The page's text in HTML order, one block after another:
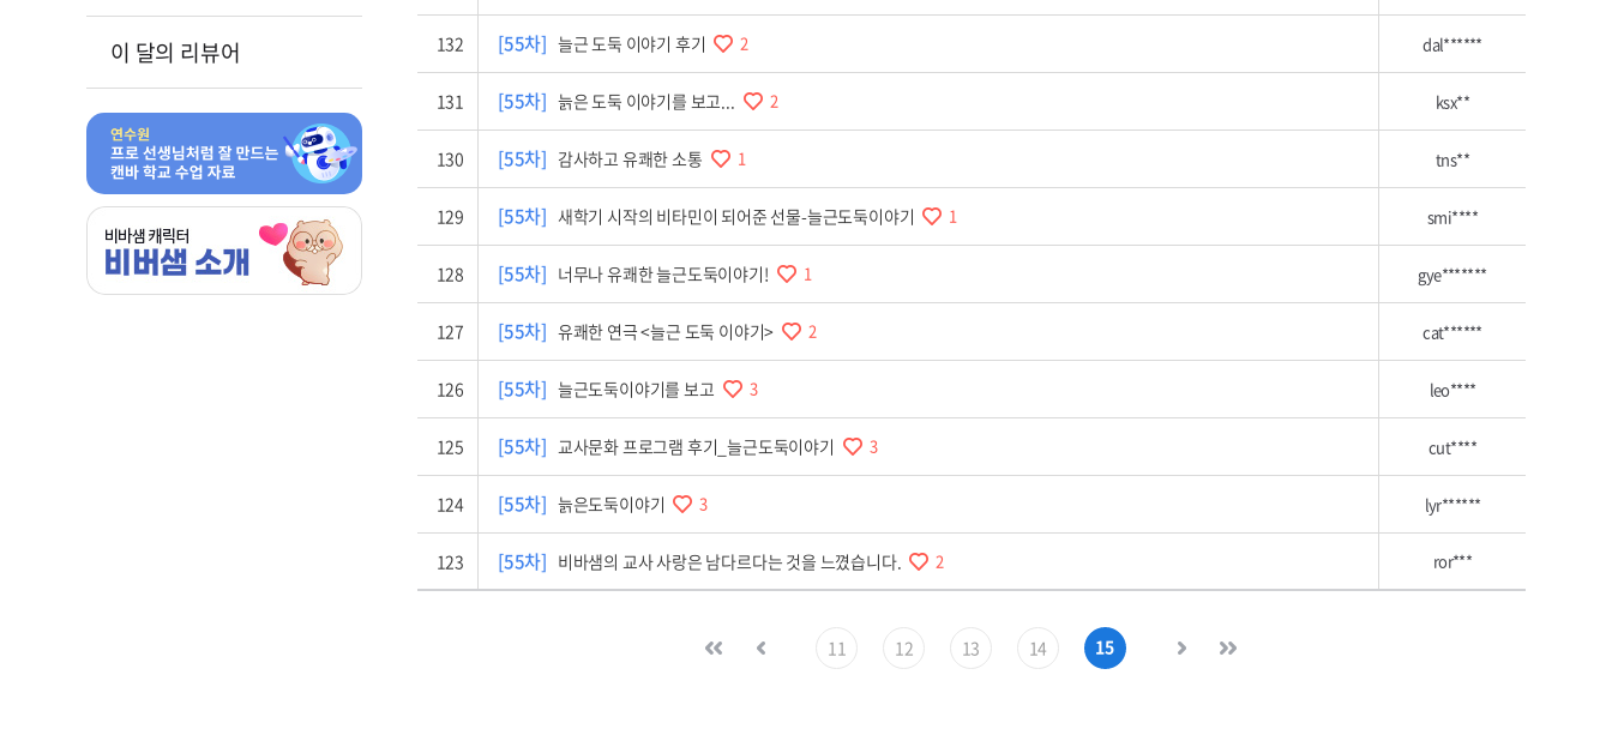
이 달의 리뷰어 132 [55차] 늘근 도둑 이야기 후기 2 dal******
131 [55차] 늙은 도둑 이야기를 보고... 2 ksx**
130 [55차] 감사하고 유쾌한 소통 1 tns**
129 [55차] 새학기 시작의 비타민이 되어준 선물-늘근도둑이야기 1 smi****
128 [55차] 너무나 유쾌한 늘근도둑이야기! 1 gye*******
127 [55차] 유쾌한 연극 <늘근 도둑 이야기> 2 cat******
126 [55차] 늘근도둑이야기를 보고 3 leo****
125 [55차] 교사문화 프로그램 후기_늘근도둑이야기 3 cut****
124 [55차] 늙은도둑이야기 3 lyr******
123 [55차] 비바샘의 교사 사랑은 남다르다는 것을 느꼈습니다. 2 ror***
11 12 13 14 15